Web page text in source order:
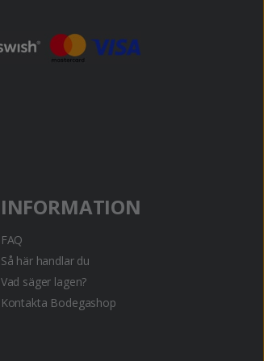
INFORMATION
FAQ
Så här handlar du
Vad säger lagen?
Kontakta Bodegashop